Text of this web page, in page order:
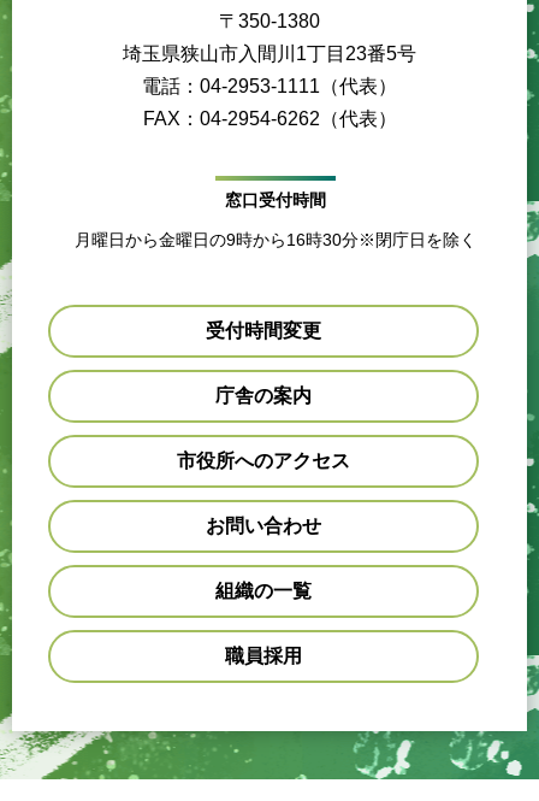
〒350-1380
埼玉県狭山市入間川1丁目23番5号
電話：04-2953-1111（代表）
FAX：04-2954-6262（代表）
窓口受付時間
月曜日から金曜日の9時から16時30分※閉庁日を除く
受付時間変更
庁舎の案内
市役所へのアクセス
お問い合わせ
組織の一覧
職員採用